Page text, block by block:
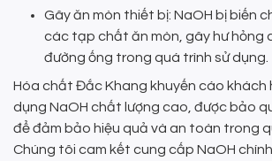
Gây ăn mòn thiết bị: NaOH bị biến
các tạp chất ăn mòn, gây hư hỏng
đường ống trong quá trình sử dụng.
Hóa chất Đắc Khang khuyến cáo khách
dụng NaOH chất lượng cao, được bảo
để đảm bảo hiệu quả và an toàn trong
Chúng tôi cam kết cung cấp NaOH